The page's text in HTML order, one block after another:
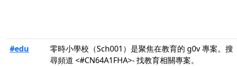
#edu
零時小學校（Sch001）是聚焦在教育的 g0v 專案。搜
尋頻道 <#CN64A1FHA>- 找教育相關專案。